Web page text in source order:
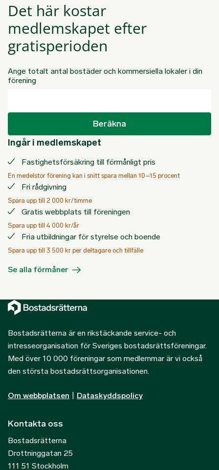
Det här kostar
medlemskapet efter
gratisperioden
Ange totalt antal bostäder och kommersiella lokaler i din
förening
Beräkna
Ingår i medlemskapet
Fastighetsförsäkring till förmånligt pris
En medelstor förening kan i snitt spara mellan 10–15 procent
Fri rådgivning
Spara upp till 2 000 kr/timme
Gratis webbplats till föreningen
Spara upp till 4 000 kr/år
Fria utbildningar för styrelse och boende
Spara upp till 3 500 kr per deltagare och tillfälle
Se alla förmåner
Bostadsrätterna är en rikstäckande service- och
intresseorganisation för Sveriges bostadsrättsföreningar.
Med över 10 000 föreningar som medlemmar är vi också
den största bostadsrättsorganisationen.
Om webbplatsen Dataskyddspolicy
Kontakta oss
Bostadsrätterna
Drottninggatan 25
111 51 Stockholm